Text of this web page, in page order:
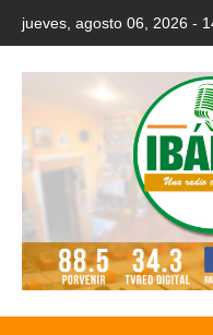
jueves, agosto 06, 2026 -